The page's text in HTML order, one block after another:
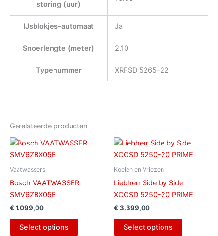
storing (uur)
IJsblokjes-automaat Ja
Snoerlengte (meter) 2.10
Typenummer XRFSD 5265-22
Gerelateerde producten
Vaatwassers
Bosch VAATWASSER
SMV6ZBX05E
€ 1.099,00
Select options
Koelen en Vriezen
Liebherr Side by Side
XCCSD 5250-20 PRIME
€ 3.399,00
Select options